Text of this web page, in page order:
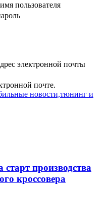
пользователя
электронной почты
почте.
новости,тюнинг и
производства
кроссовера